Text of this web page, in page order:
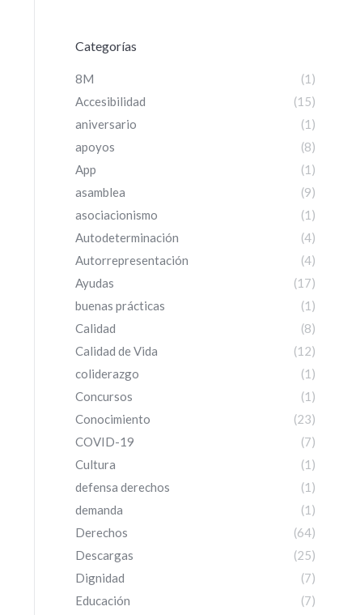
Categorías
8M
(1)
Accesibilidad
(15)
aniversario
(1)
apoyos
(8)
App
(1)
asamblea
(9)
asociacionismo
(1)
Autodeterminación
(4)
Autorrepresentación
(4)
Ayudas
(17)
buenas prácticas
(1)
Calidad
(8)
Calidad de Vida
(12)
coliderazgo
(1)
Concursos
(1)
Conocimiento
(23)
COVID-19
(7)
Cultura
(1)
defensa derechos
(1)
demanda
(1)
Derechos
(64)
Descargas
(25)
Dignidad
(7)
Educación
(7)